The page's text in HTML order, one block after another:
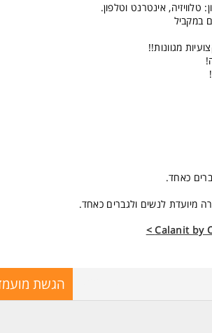
טלוויזיה, אינטרנט וטלפון.
במקביל
מגוונות!!
כאחד.
מיועדת לנשים ולגברים כאחד.
הגשת